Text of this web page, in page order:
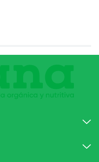
a 5 estrellas